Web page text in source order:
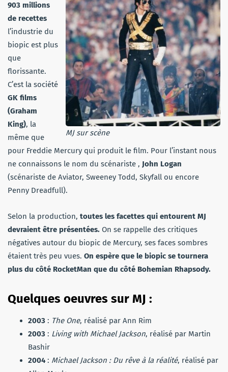
MJ sur scène
903 millions
de recettes
l’industrie du
biopic est plus
que
florissante.
C’est la société
GK films
(Graham
King), la
même que
pour Freddie Mercury qui produit le film. Pour l’instant nous
ne connaissons le nom du scénariste , John Logan
(scénariste de Aviator, Sweeney Todd, Skyfall ou encore
Penny Dreadfull).
Selon la production, toutes les facettes qui entourent MJ
devraient être présentées. On se rappelle des critiques
négatives autour du biopic de Mercury, ses faces sombres
étaient très peu vues. On espère que le biopic se tournera
plus du côté RocketMan que du côté Bohemian Rhapsody.
Quelques oeuvres sur MJ :
2003 : The One, réalisé par Ann Rim
2003 : Living with Michael Jackson, réalisé par Martin
Bashir
2004: Michael Jackson : Du rêve à la réalité, réalisé par